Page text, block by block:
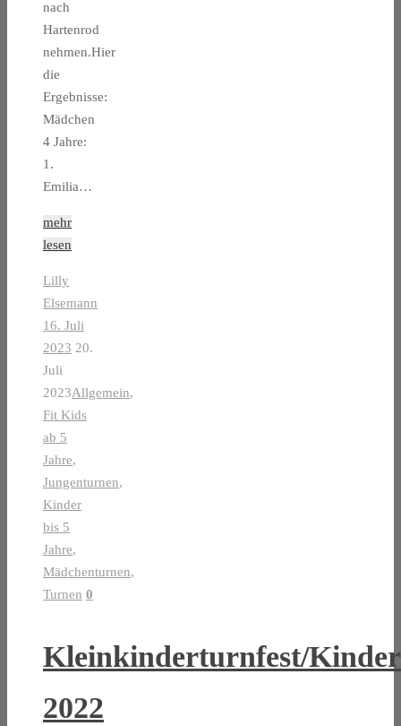
nach
Hartenrod
nehmen.Hier
die
Ergebnisse:
Mädchen
4 Jahre:
1.
Emilia…
mehr
lesen
Lilly
Elsemann
16. Juli
2023 20.
Juli
2023Allgemein,
Fit Kids
ab 5
Jahre,
Jungenturnen,
Kinder
bis 5
Jahre,
Mädchenturnen,
Turnen 0
Kleinkinderturnfest/
2022